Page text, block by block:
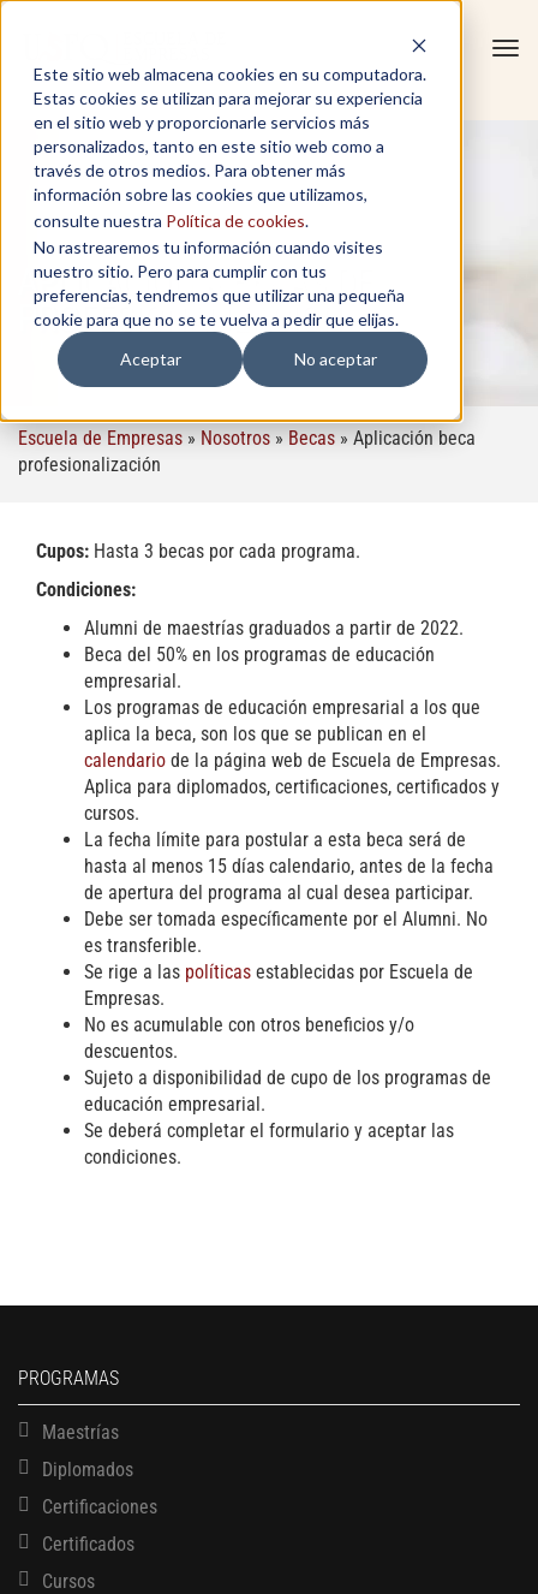
Este sitio web almacena cookies en su computadora.
Estas cookies se utilizan para mejorar su experiencia
en el sitio web y proporcionarle servicios más
personalizados, tanto en este sitio web como a
través de otros medios. Para obtener más
información sobre las cookies que utilizamos,
consulte nuestra Política de cookies.
No rastrearemos tu información cuando visites
nuestro sitio. Pero para cumplir con tus
preferencias, tendremos que utilizar una pequeña
cookie para que no se te vuelva a pedir que elijas.
Aceptar
No aceptar
APLICACIÓN A BECAS DE
PROFESIONALIZACIÓN
Escuela de Empresas » Nosotros » Becas » Aplicación beca
profesionalización
Cupos: Hasta 3 becas por cada programa.
Condiciones:
Alumni de maestrías graduados a partir de 2022.
Beca del 50% en los programas de educación
empresarial.
Los programas de educación empresarial a los que
aplica la beca, son los que se publican en el
calendario de la página web de Escuela de Empresas.
Aplica para diplomados, certificaciones, certificados y
cursos.
La fecha límite para postular a esta beca será de
hasta al menos 15 días calendario, antes de la fecha
de apertura del programa al cual desea participar.
Debe ser tomada específicamente por el Alumni. No
es transferible.
Se rige a las políticas establecidas por Escuela de
Empresas.
No es acumulable con otros beneficios y/o
descuentos.
Sujeto a disponibilidad de cupo de los programas de
educación empresarial.
Se deberá completar el formulario y aceptar las
condiciones.
PROGRAMAS
Maestrías
Diplomados
Certificaciones
Certificados
Cursos